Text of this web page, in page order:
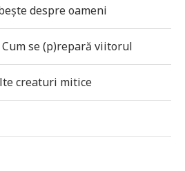
despre oameni
Cum se (p)repară viitorul
creaturi mitice